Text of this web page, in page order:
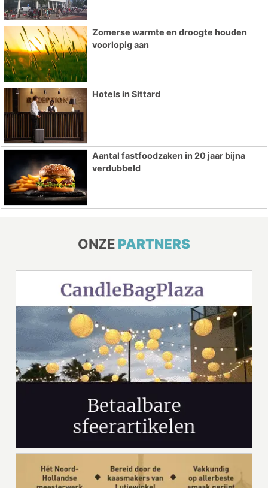
Zomerse warmte en droogte houden
voorlopig aan
Hotels in Sittard
Aantal fastfoodzaken in 20 jaar bijna
verdubbeld
ONZE PARTNERS